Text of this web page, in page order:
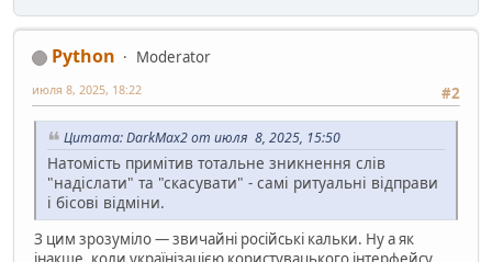
Python
Moderator
#2
июля 8, 2025, 18:22
Цитата: DarkMax2 от июля 8, 2025, 15:50
Натомість примітив тотальне зникнення слів
"надіслати" та "скасувати" - самі ритуальні відправи
і бісові відміни.
З цим зрозуміло — звичайні російські кальки. Ну а як